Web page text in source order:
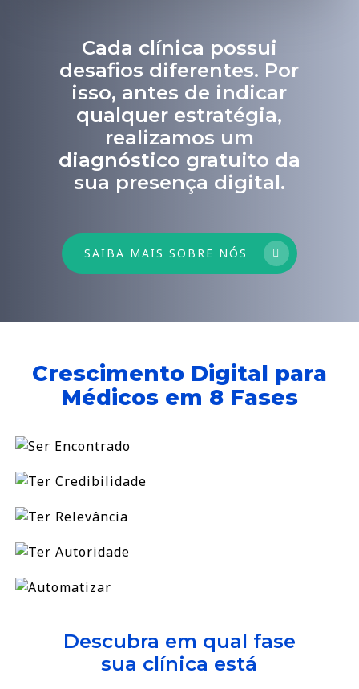
Cada clínica possui
desafios diferentes. Por
isso, antes de indicar
qualquer estratégia,
realizamos um
diagnóstico gratuito da
sua presença digital.
SAIBA MAIS SOBRE NÓS
Crescimento Digital para
Médicos em 8 Fases
Descubra em qual fase
sua clínica está